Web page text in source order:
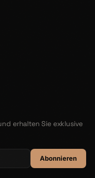
erhalten Sie exklusive
Abonnieren